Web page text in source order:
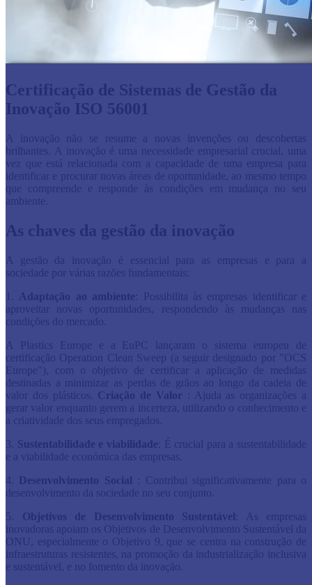
Certificação de Sistemas de Gestão da
Inovação ISO 56001
A inovação não se resume a novas invenções ou descobertas
brilhantes. A inovação é uma necessidade empresarial crucial, uma
vez que está relacionada com a capacidade de uma empresa para
identificar e procurar novas áreas de oportunidade, ao mesmo tempo
que compreende e responde às condições em mudança no seu
ambiente.
As chaves da gestão da inovação
A gestão da inovação é essencial para as empresas e para a
sociedade por várias razões fundamentais:
1.
Adaptação ao ambiente : Possibilita às empresas identificar e
aproveitar novas oportunidades, respondendo às mudanças nas
condições do mercado.
A Plastics Europe e a EuPC lançaram o sistema europeu de
certificação Operation Clean Sweep (a seguir designado por "OCS
Europe"), com o objetivo de certificar a aplicação de medidas
destinadas a minimizar as perdas de grãos ao longo da cadeia de
valor dos plásticos. Criação de Valor
: Ajuda as organizações a
gerar valor enquanto gerem a incerteza, utilizando o conhecimento e
a criatividade dos seus empregados.
3. Sustentabilidade e viabilidade : É crucial para a sustentabilidade
e a viabilidade económica das empresas.
4. Desenvolvimento Social
: Contribui significativamente para o
desenvolvimento da sociedade no seu conjunto.
5. Objetivos de Desenvolvimento Sustentável : As empresas
inovadoras apoiam os Objetivos de Desenvolvimento Sustentável da
ONU, especialmente o Objetivo 9, que se centra na construção de
infraestruturas resistentes, na promoção da industrialização inclusiva
e sustentável, e no fomento da inovação.